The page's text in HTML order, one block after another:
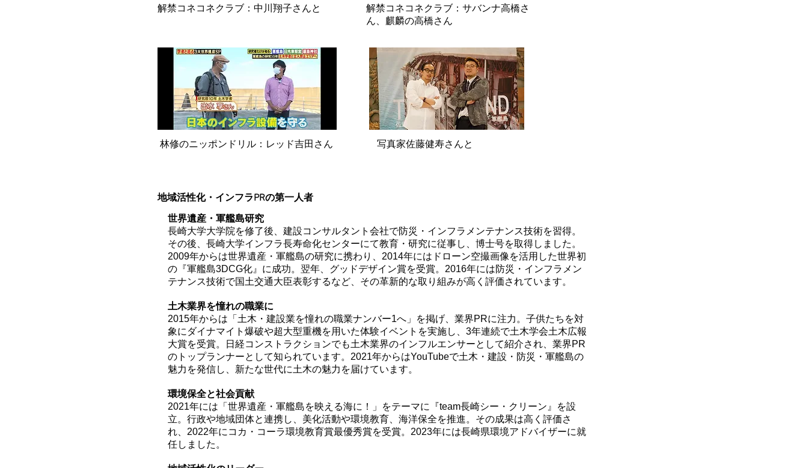
解禁コネコネクラブ：中川翔子さんと
解禁コネコネクラブ：サバンナ高橋さ
ん、麒麟の高橋さん
林修のニッポンドリル：レッド吉田さん ​写真家佐藤健寿さんと
地域活性化・インフラPRの第一人者
世界遺産・軍艦島研究
長崎大学大学院を修了後、建設コンサルタント会社で防災・インフラメンテナンス技術を習得。
その後、長崎大学インフラ長寿命化センターにて教育・研究に従事し、博士号を取得しました。
2009年からは世界遺産・軍艦島の研究に携わり、2014年にはドローン空撮画像を活用した世界初
の『軍艦島3DCG化』に成功。翌年、グッドデザイン賞を受賞。2016年には防災・インフラメン
テナンス技術で国土交通大臣表彰するなど、その革新的な取り組みが高く評価されています。
土木業界を憧れの職業に
2015年からは「土木・建設業を憧れの職業ナンバー1へ」を掲げ、業界PRに注力。子供たちを対
象にダイナマイト爆破や超大型重機を用いた体験イベントを実施し、3年連続で土木学会土木広報
大賞を受賞。日経コンストラクションでも土木業界のインフルエンサーとして紹介され、業界PR
のトップランナーとして知られています。2021年からはYouTubeで土木・建設・防災・軍艦島の
魅力を発信し、新たな世代に土木の魅力を届けています。
環境保全と社会貢献
2021年には「世界遺産・軍艦島を映える海に！」をテーマに『team長崎シー・クリーン』を設
立。行政や地域団体と連携し、美化活動や環境教育、海洋保全を推進。その成果は高く評価さ
れ、2022年にコカ・コーラ環境教育賞最優秀賞を受賞。2023年には長崎県環境アドバイザーに就
任しました。